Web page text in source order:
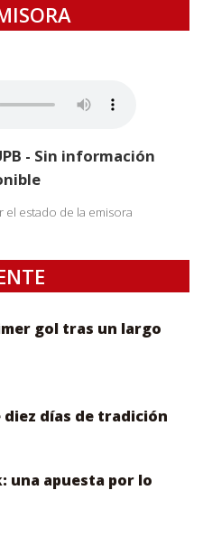
- Sin información
estado de la emisora
gol tras un largo
días de tradición
una apuesta por lo